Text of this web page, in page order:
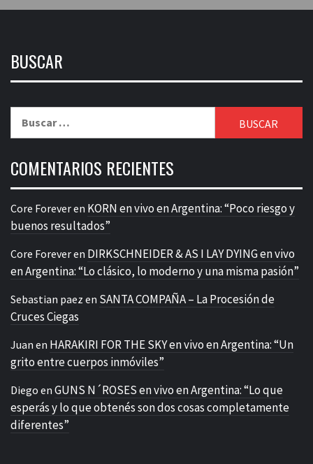
BUSCAR
COMENTARIOS RECIENTES
Core Foreveren KORN en vivo en Argentina: “Poco riesgo y
buenos resultados”
Core Foreveren DIRKSCHNEIDER & AS I LAY DYING en vivo
en Argentina: “Lo clásico, lo moderno y una misma pasión”
Sebastian paez en SANTA COMPAÑA – La Procesión de
Cruces Ciegas
Juan en HARAKIRI FOR THE SKY en vivo en Argentina: “Un
grito entre cuerpos inmóviles”
Diego en GUNS N´ROSES en vivo en Argentina: “Lo que
esperás y lo que obtenés son dos cosas completamente
diferentes”